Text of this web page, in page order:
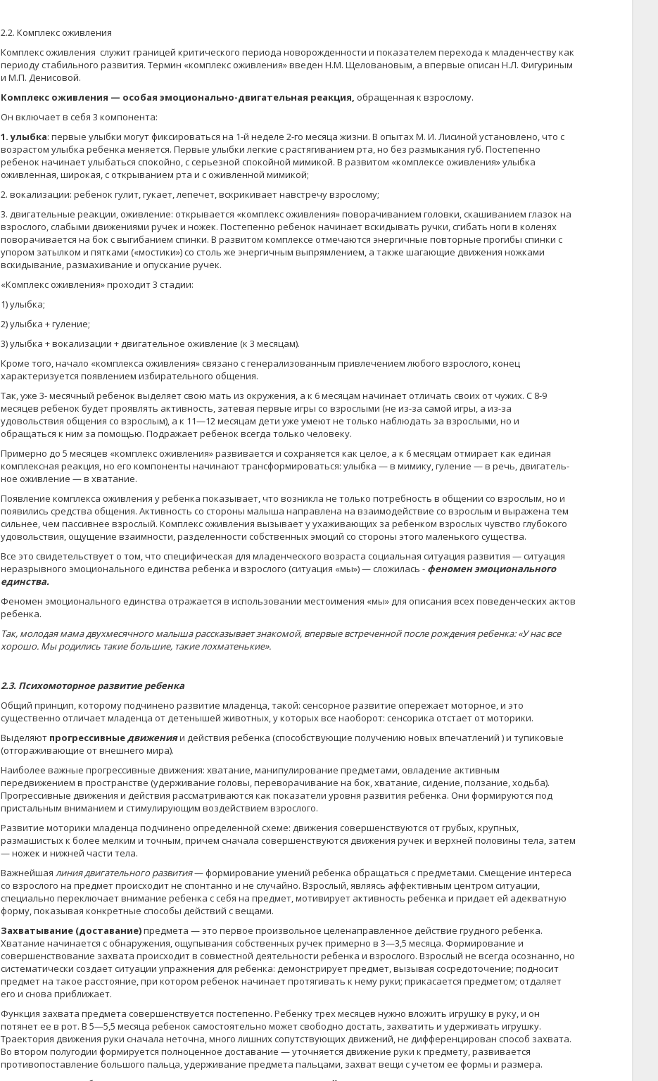
2.2. Комплекс оживления
Комплекс оживления служит границей критического пе­риода новорожденности и показателем перехода к младенчеству как
периоду стабильного развития. Термин «комплекс оживления» вве­ден Н.М. Щеловановым, а впервые описан Н.Л. Фигуриным
и М.П. Денисовой.
Комплекс оживления — особая эмоционально-двигательная ре­акция, обращенная к взрослому.
Он включает в себя 3 компонента:
1. улыбка: первые улыбки могут фиксироваться на 1-й неделе 2-го месяца жизни. В опытах М. И. Лисиной установлено, что с
возрастом улыбка ребенка меняет­ся. Первые улыбки легкие с растягиванием рта, но без размыкания губ. Посте­пенно
ребенок начинает улыбаться спокойно, с серьезной спокойной мимикой. В развитом «комплексе оживления» улыбка
оживленная, широкая, с открыва­нием рта и с оживленной мимикой;
2. вокализации: ребенок гулит, гукает, лепечет, вскрикивает навстречу взросло­му;
3. двигательные реакции, оживление: открывается «комплекс оживления» по­ворачиванием головки, скашиванием глазок на
взрослого, слабыми движения­ми ручек и ножек. Постепенно ребенок начинает вскидывать ручки, сгибать ноги в коленях
поворачивается на бок с выгибанием спинки. В развитом ком­плексе отмечаются энергичные повторные прогибы спинки с
упором затылком и пятками («мостики») со столь же энергичным выпрямлением, а также ша­гающие движения ножками
вскидывание, размахивание и опускание ручек.
«Комплекс оживления» проходит 3 стадии:
1) улыбка;
2) улыбка + гуление;
3) улыбка + вокализации + двигательное оживление (к 3 месяцам).
Кроме того, начало «комплекса оживления» связано с генерализованным привлечением любого взросло­го, конец
характеризуется появлением избирательного общения.
Так, уже 3- месячный ребенок выделяет свою мать из окружения, а к 6 месяцам начинает отли­чать своих от чужих. С 8-9
месяцев ребенок будет проявлять активность, затевая первые игры со взрослыми (не из-за самой игры, а из-за
удовольствия общения со взрослым), а к 11—12 месяцам дети уже умеют не только наблюдать за взрослыми, но и
обращаться к ним за помощью. Подражает ребенок всегда только человеку.
Примерно до 5 месяцев «комплекс оживления» развивается и сохраняется как целое, а к 6 месяцам отмирает как единая
комплексная реакция, но его компоненты начинают трансформироваться: улыбка — в мимику, гуление — в речь, двигатель­
ное оживление — в хватание.
Появление комплекса оживления у ребенка показывает, что возникла не только потребность в общении со взрослым, но и
поя­вились средства общения. Активность со стороны малыша направ­лена на взаимодействие со взрослым и выражена тем
сильнее, чем пассивнее взрослый. Комплекс оживления вызывает у ухаживаю­щих за ребенком взрослых чувство глубокого
удовольствия, ощуще­ние взаимности, разделенности собственных эмоций со стороны этого маленького существа.
Все это свидетельствует о том, что спе­цифическая для младенческого возраста социальная ситуация раз­вития — ситуация
неразрывного эмоционального единства ребенка и взрослого (ситуация «мы») — сло­жилась - феномен эмоционального
единства.
Феномен эмоционального единства отражается в использовании местоимения «мы» для описания всех поведенческих актов
ребенка.
Так, молодая мама двухмесячного малыша рассказывает знакомой, впервые встреченной после рождения ребенка: «У нас все
хорошо. Мы родились такие большие, такие лохматенькие».
2.3. Психомоторное развитие ребенка
Общий принцип, которому подчинено развитие младенца, такой: сенсорное раз­витие опережает моторное, и это
существенно отличает младенца от детенышей животных, у которых все наоборот: сенсорика отстает от моторики.
Выделяют прогрессивныедвиженияи действия ребенка (способст­вующие получению новых впечатлений ) и тупиковые
(отгоражи­вающие от внешнего мира).
Наиболее важные прогрессивные движения: хватание, манипу­лирование предметами, овладение активным
передвижением в про­странстве (удерживание головы, переворачивание на бок, хватание, сидение, ползание, ходьба).
Прогрессивные движения и действия рассматриваются как показатели уровня развития ребенка. Они формируются под
пристальным вниманием и стимулирующим воздействием взрослого.
Развитие моторики младенца подчинено определенной схеме: движения совер­шенствуются от грубых, крупных,
размашистых к более мелким и точным, причем сначала совершенствуются движения ручек и верхней половины тела, затем
— но­жек и нижней части тела.
Важнейшая линия двигательного развития— формирование умений ребенка обращаться с предметами. Смещение интереса
со взрослого на предмет происходит не спонтанно и не случайно. Взрослый, являясь аффективным центром ситуации,
специально переключает внимание ребенка с себя на предмет, мотивирует ак­тивность ребенка и придает ей адекватную
форму, показывая кон­кретные способы действий с вещами.
Захватывание (доставание)предмета — это первое произ­вольное целенаправленное действие грудного ребенка.
Хватание на­чинается с обнаружения, ощупывания собственных ручек примерно в 3—3,5 месяца. Формирование и
совершенствование захвата про­исходит в совместной деятельности ребенка и взрослого. Взрослый не всегда осознанно, но
систематически создает ситуации упражне­ния для ребенка: демонстрирует предмет, вызывая сосредоточение; подносит
предмет на такое расстояние, при котором ребенок начи­нает протягивать к нему руки; прикасается предметом; отдаляет
его и снова приближает.
Функция захвата предмета совершенствуется постепенно. Ре­бенку трех месяцев нужно вложить игрушку в руку, и он
потянет ее в рот. В 5—5,5 месяца ребенок самостоятельно может свободно достать, захватить и удерживать игрушку.
Траектория движения руки сначала неточна, много лишних сопутствующих движений, не дифференцирован способ захвата.
Во втором полугодии формиру­ется полноценное доставание — уточняется движение руки к пред­мету, развивается
противопоставление большого пальца, удержива­ние предмета пальцами, захват вещи с учетом ее формы и размера.